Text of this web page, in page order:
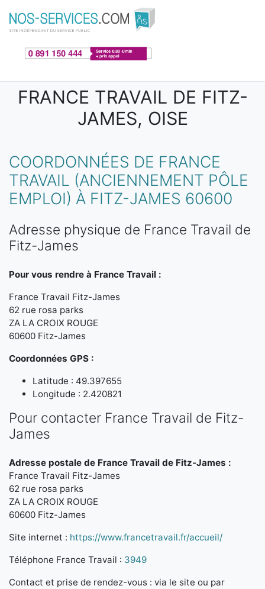
Aller au contenu principal
FRANCE TRAVAIL DE FITZ-
JAMES, OISE
COORDONNÉES DE FRANCE
TRAVAIL (ANCIENNEMENT PÔLE
EMPLOI) À FITZ-JAMES 60600
Adresse physique de France Travail de
Fitz-James
Pour vous rendre à France Travail :
France Travail Fitz-James
62 rue rosa parks
ZA LA CROIX ROUGE
60600 Fitz-James
Coordonnées GPS :
Latitude : 49.397655
Longitude : 2.420821
Pour contacter France Travail de Fitz-
James
Adresse postale de France Travail de Fitz-James :
France Travail Fitz-James
62 rue rosa parks
ZA LA CROIX ROUGE
60600 Fitz-James
Site internet : https://www.francetravail.fr/accueil/
Téléphone France Travail : 3949
Contact et prise de rendez-vous : via le site ou par